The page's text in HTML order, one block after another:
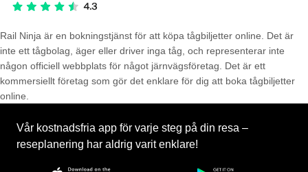
Rail Ninja är en bokningstjänst för att köpa tågbiljetter online. Det är
inte ett tågbolag, äger eller driver inga tåg, och representerar inte
någon officiell webbplats för något järnvägsföretag. Det är ett
kommersiellt företag som gör det enklare för dig att boka tågbiljetter
online.
Vår kostnadsfria app för varje steg på din resa –
reseplanering har aldrig varit enklare!